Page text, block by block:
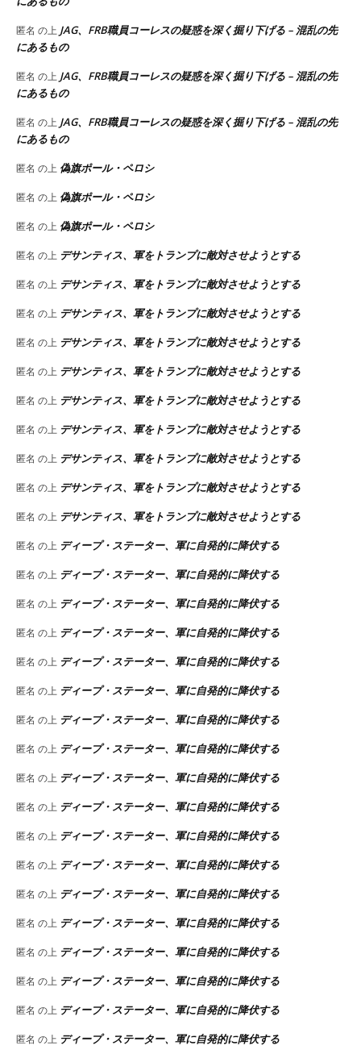
匿名 の上 JAG、FRB職員コーレスの疑惑を深く掘り下げる – 混乱の先
にあるもの
匿名 の上 JAG、FRB職員コーレスの疑惑を深く掘り下げる – 混乱の先
にあるもの
匿名 の上 JAG、FRB職員コーレスの疑惑を深く掘り下げる – 混乱の先
にあるもの
匿名 の上 偽旗ポール・ペロシ
匿名 の上 偽旗ポール・ペロシ
匿名 の上 偽旗ポール・ペロシ
匿名 の上 デサンティス、軍をトランプに敵対させようとする
匿名 の上 デサンティス、軍をトランプに敵対させようとする
匿名 の上 デサンティス、軍をトランプに敵対させようとする
匿名 の上 デサンティス、軍をトランプに敵対させようとする
匿名 の上 デサンティス、軍をトランプに敵対させようとする
匿名 の上 デサンティス、軍をトランプに敵対させようとする
匿名 の上 デサンティス、軍をトランプに敵対させようとする
匿名 の上 デサンティス、軍をトランプに敵対させようとする
匿名 の上 デサンティス、軍をトランプに敵対させようとする
匿名 の上 デサンティス、軍をトランプに敵対させようとする
匿名 の上 ディープ・ステーター、軍に自発的に降伏する
匿名 の上 ディープ・ステーター、軍に自発的に降伏する
匿名 の上 ディープ・ステーター、軍に自発的に降伏する
匿名 の上 ディープ・ステーター、軍に自発的に降伏する
匿名 の上 ディープ・ステーター、軍に自発的に降伏する
匿名 の上 ディープ・ステーター、軍に自発的に降伏する
匿名 の上 ディープ・ステーター、軍に自発的に降伏する
匿名 の上 ディープ・ステーター、軍に自発的に降伏する
匿名 の上 ディープ・ステーター、軍に自発的に降伏する
匿名 の上 ディープ・ステーター、軍に自発的に降伏する
匿名 の上 ディープ・ステーター、軍に自発的に降伏する
匿名 の上 ディープ・ステーター、軍に自発的に降伏する
匿名 の上 ディープ・ステーター、軍に自発的に降伏する
匿名 の上 ディープ・ステーター、軍に自発的に降伏する
匿名 の上 ディープ・ステーター、軍に自発的に降伏する
匿名 の上 ディープ・ステーター、軍に自発的に降伏する
匿名 の上 ディープ・ステーター、軍に自発的に降伏する
匿名 の上 ディープ・ステーター、軍に自発的に降伏する